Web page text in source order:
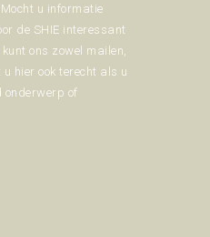
u informatie
de SHIE interessant
ons zowel mailen,
hier ook terecht als u
onderwerp of